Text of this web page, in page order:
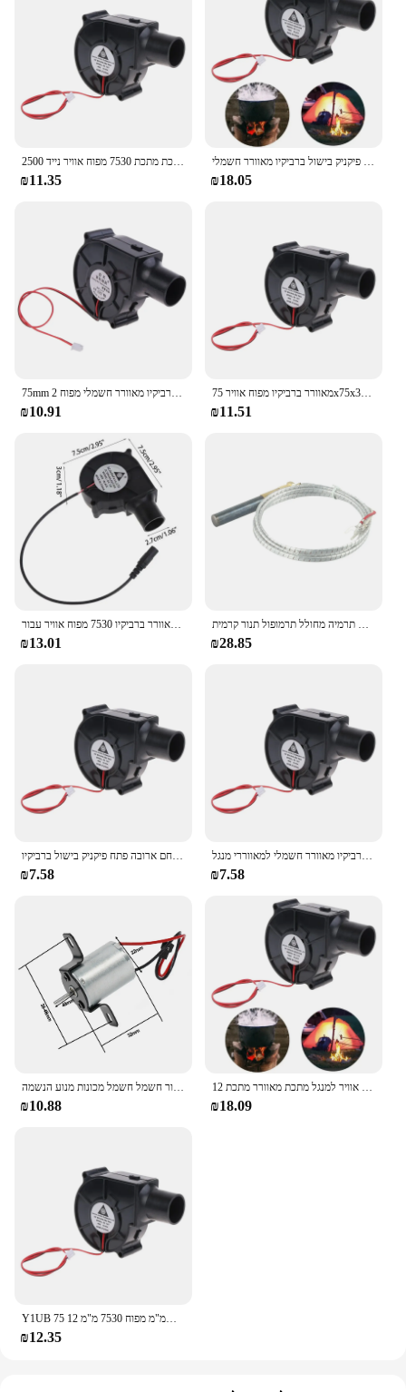
מאוורר מתכת מתכת 7530 מפוח אוויר נייד 2500R מצנן אוויר רדיאלי צנטריפוגלי
₪11.35
מאוורר מתכת מתכת מפוח פחם ארובה פתח פיקניק בישול ברביקיו מאוורר חשמלי DC12V 75 מ"מ מאווררי מנגל
₪18.05
75mm חיצוני ברביקיו מאוורר חשמלי מפוח 2Pin מנגל להתכת מתכת מאוורר גריל מפוח כלי פיקניק קמפינג
₪10.91
מאוורר ברביקיו מפוח אוויר 75x75x30 מ"מ 12V התכת מתכת מאוורר לבישול קמפינג בחוץ B03D
₪11.51
₪13.01 ₪28.85
₪7.58 ₪7.58
₪10.88 ₪18.09
₪12.35